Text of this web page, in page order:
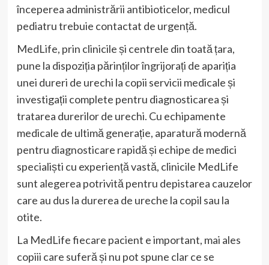
începerea administrării antibioticelor, medicul
pediatru trebuie contactat de urgență.
MedLife, prin clinicile și centrele din toată țara,
pune la dispoziția părinților îngrijorați de apariția
unei dureri de urechi la copii servicii medicale și
investigații complete pentru diagnosticarea și
tratarea durerilor de urechi. Cu echipamente
medicale de ultimă generație, aparatură modernă
pentru diagnosticare rapidă și echipe de medici
specialiști cu experiență vastă, clinicile MedLife
sunt alegerea potrivită pentru depistarea cauzelor
care au dus la durerea de ureche la copil sau la
otite.
La MedLife fiecare pacient e important, mai ales
copiii care suferă și nu pot spune clar ce se